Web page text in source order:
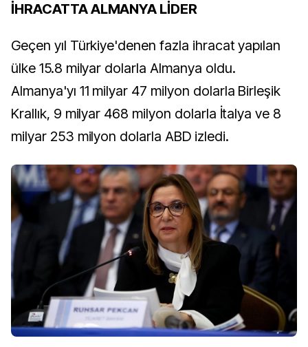
İHRACATTA ALMANYA LİDER
Geçen yıl Türkiye'denen fazla ihracat yapılan
ülke 15.8 milyar dolarla Almanya oldu.
Almanya'yı 11 milyar 47 milyon dolarla Birleşik
Krallık, 9 milyar 468 milyon dolarla İtalya ve 8
milyar 253 milyon dolarla ABD izledi.